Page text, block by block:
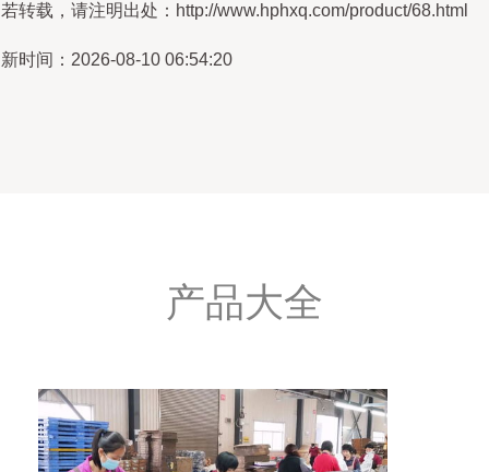
转载，请注明出处：http://www.hphxq.com/product/68.html
时间：2026-08-10 06:54:20
产品大全